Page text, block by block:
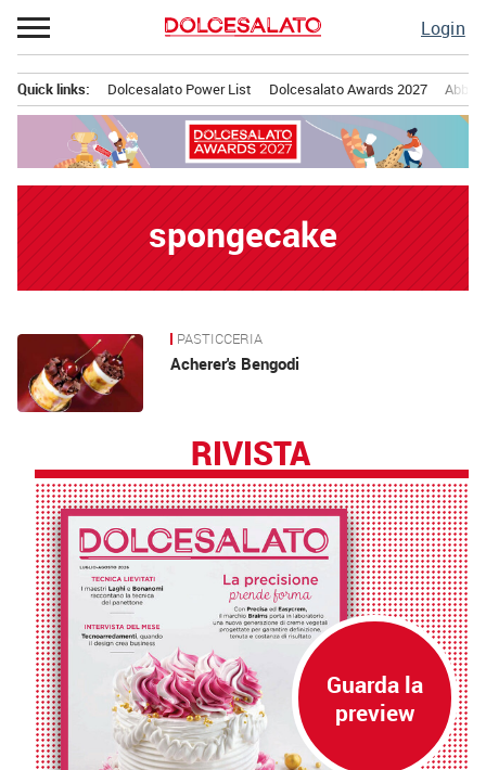
Passa
al
Login
principale
Quick links: Dolcesalato Power List Dolcesalato Awards 2027
spongecake
News PASTICCERIA
Acherer's Bengodi
RIVISTA